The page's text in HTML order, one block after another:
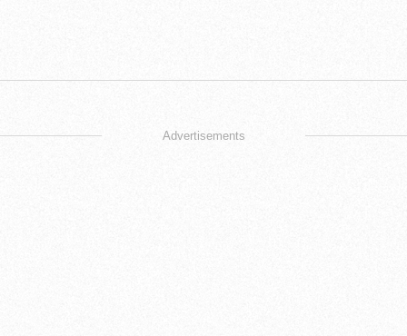
Advertisements